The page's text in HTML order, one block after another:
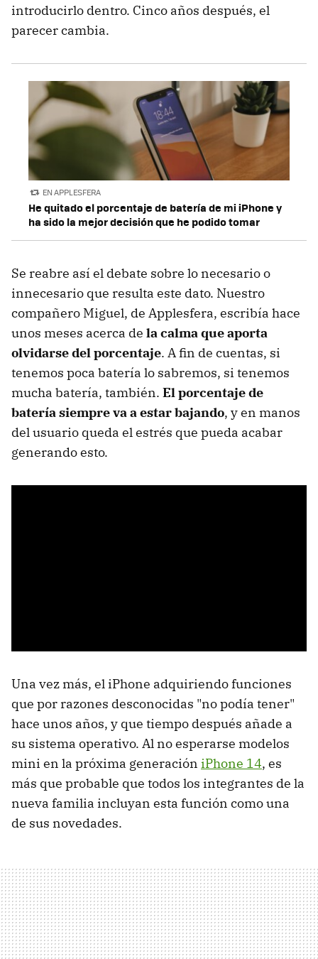
introducirlo dentro. Cinco años después, el
parecer cambia.
EN APPLESFERA
He quitado el porcentaje de batería de mi iPhone y
ha sido la mejor decisión que he podido tomar
Se reabre así el debate sobre lo necesario o
innecesario que resulta este dato. Nuestro
compañero Miguel, de Applesfera, escribía hace
unos meses acerca de la calma que aporta
olvidarse del porcentaje. A fin de cuentas, si
tenemos poca batería lo sabremos, si tenemos
mucha batería, también. El porcentaje de
batería siempre va a estar bajando, y en manos
del usuario queda el estrés que pueda acabar
generando esto.
Una vez más, el iPhone adquiriendo funciones
que por razones desconocidas "no podía tener"
hace unos años, y que tiempo después añade a
su sistema operativo. Al no esperarse modelos
mini en la próxima generación iPhone 14, es
más que probable que todos los integrantes de la
nueva familia incluyan esta función como una
de sus novedades.